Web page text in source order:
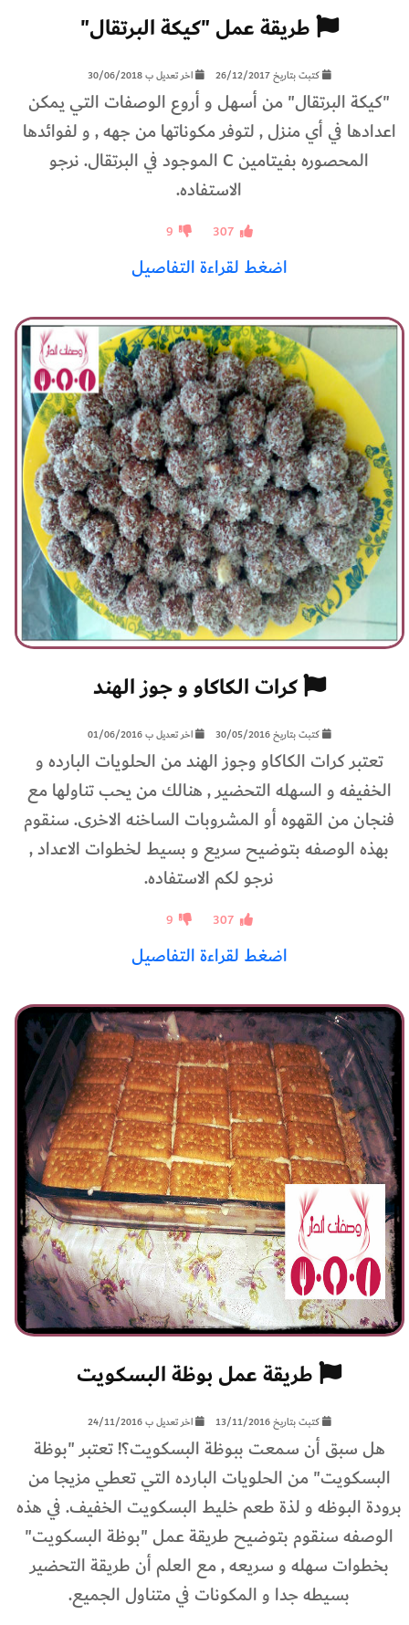
طريقة عمل "كيكة البرتقال"
كتبت بتاريخ 26/12/2017 اخر تعديل ب 30/06/2018
"كيكة البرتقال" من أسهل و أروع الوصفات التي يمكن
اعدادها في أي منزل , لتوفر مكوناتها من جهه , و لفوائدها
المحصوره بفيتامين C الموجود في البرتقال. نرجو
الاستفاده.
307
9
اضغط لقراءة التفاصيل
كرات الكاكاو و جوز الهند
كتبت بتاريخ 30/05/2016 اخر تعديل ب 01/06/2016
تعتبر كرات الكاكاو وجوز الهند من الحلويات البارده و
الخفيفه و السهله التحضير , هنالك من يحب تناولها مع
فنجان من القهوه أو المشروبات الساخنه الاخرى. سنقوم
بهذه الوصفه بتوضيح سريع و بسيط لخطوات الاعداد ,
نرجو لكم الاستفاده.
307
9
اضغط لقراءة التفاصيل
طريقة عمل بوظة البسكويت
كتبت بتاريخ 13/11/2016 اخر تعديل ب 24/11/2016
هل سبق أن سمعت ببوظة البسكويت؟! تعتبر "بوظة
البسكويت" من الحلويات البارده التي تعطي مزيجا من
برودة البوظه و لذة طعم خليط البسكويت الخفيف. في هذه
الوصفه سنقوم بتوضيح طريقة عمل "بوظة البسكويت"
بخطوات سهله و سريعه , مع العلم أن طريقة التحضير
بسيطه جدا و المكونات في متناول الجميع.